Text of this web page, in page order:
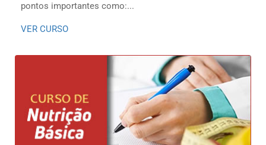
pontos importantes como:...
VER CURSO